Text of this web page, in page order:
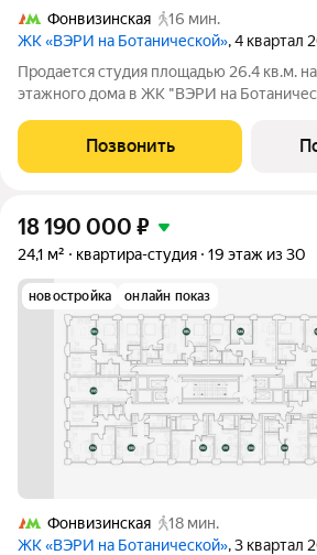
Фонвизинская
16 мин.
ЖК «ВЭРИ на Ботанической», 4 квартал
Продается студия площадью 26.4 кв.м.
этажного дома в ЖК "ВЭРИ на
самых зелёных районов Москвы, в
будущим жителям чистый и свежий
Позвонить
18 190 000 ₽
24,1 м² квартира-студия 19 этаж из 30
новостройка онлайн показ
Фонвизинская
18 мин.
ЖК «ВЭРИ на Ботанической», 3 квартал